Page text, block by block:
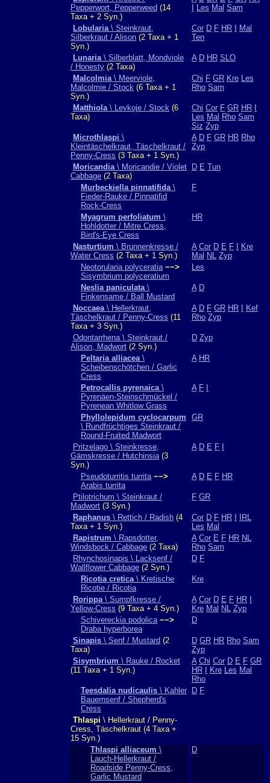
Pepperwort, Pepperweed (14
Taxa + 2 Syn.)
Les Mal Sam
Lobularia\ Steinkraut,
Silberkraut / Alison (2 Taxa + 1
Syn.)
Cor D F HR
Mal
Ten
Lunaria\ Silberblatt, Mondviole
/ Honesty (2 Taxa)
A D HR SLO
Malcolmia\ Meerviole,
Malcolmie / Stock (6 Taxa + 1
Syn.)
Chi F GR Kre Les
Rho Sam
Matthiola\ Levkoje / Stock (6
Taxa)
Chi Cor F GR HR
Les Mal Rho Sam
Siz Zyp
Microthlaspi \
Kleintäschelkraut, Täschelkraut /
Penny-Cress (3 Taxa + 1 Syn.)
A D F GR HR Rho
Zyp
Moricandia\ Moricandie / Violet
Cabbage (2 Taxa)
D E Tun
Murbeckiella pinnatifida\
Fieder-Rauke / Pinnatifid
Rock-Cress
F
Myagrum perfoliatum \
Hohldotter / Mitre Cress,
Bird's-Eye Cress
HR
Nasturtium \ Brunnenkresse /
Water Cress (2 Taxa + 1 Syn.)
A Cor D E F
Kre
Mal NL Zyp
Neotorularia polyceratia −−>
Sisymbrium polyceratium
Les
Neslia paniculata\
Finkensame / Ball Mustard
A D
Noccaea\ Hellerkraut,
Täschelkraut / Penny-Cress (11
Taxa + 3 Syn.)
A D F GR HR
Kef
Rho Zyp
Odontarrhena \ Steinkraut /
Alison, Madwort (2 Syn.)
D Zyp
Peltaria alliacea\
Scheibenschötchen / Garlic
Cress
A HR
Petrocallis pyrenaica\
Pyrenäen-Steinschmückel /
Pyrenean Whitlow Grass
A F
Phyllolepidum cyclocarpum
\ Rundfrüchtiges Steinkraut /
Round-Fruited Madwort
GR
Pritzelago \ Steinkresse,
Gämskresse / Hutchinsia(3
Syn.)
A D E F
Pseudoturritis turrita −−>
Arabis turrita
A D E F HR
Ptilotrichum \ Steinkraut /
Madwort (3 Syn.)
F GR
Raphanus \ Rettich / Radish (4
Taxa + 1 Syn.)
Cor D F HR
IRL
Les Mal
Rapistrum \ Rapsdotter,
Windsbock / Cabbage (2 Taxa)
A Cor E F HR NL
Rho Sam
Rhynchosinapis \ Lacksenf /
Wallflower Cabbage (2 Syn.)
D F
Ricotia cretica\ Kretische
Ricotie / Ricotia
Kre
Rorippa\ Sumpfkresse /
Yellow-Cress (9 Taxa + 4 Syn.)
A Cor D E F HR
Kre Mal NL Zyp
Schivereckia podolica −−>
Draba hyperborea
D
Sinapis \ Senf / Mustard (2
Taxa)
D GR HR Rho Sam
Zyp
Sisymbrium \ Rauke / Rocket
(11 Taxa + 1 Syn.)
A Chi Cor D E F GR
HR
Kre Les Mal
Rho
Teesdalia nudicaulis \ Kahler
Bauernsenf / Shepherd's
Cress
D F
Thlaspi \ Hellerkraut / Penny-
Cress, Täschelkraut (4 Taxa +
15 Syn.)
Thlaspi alliaceum \
Lauch-Hellerkraut /
Roadside Penny-Cress,
Garlic Mustard
D